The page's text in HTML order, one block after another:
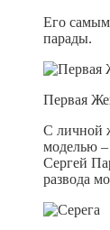
Его
парады.
Первая
С личной
моделью –
Сергей
развода